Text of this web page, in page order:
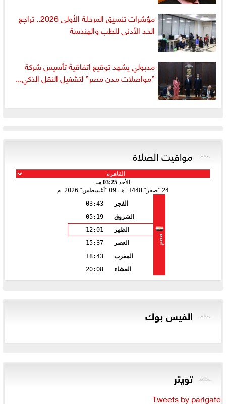
مؤشرات تنسيق المرحلة الأولى 2026.. تراجع
الحد الأدنى للطب والهندسة
مدبولي يشهد توقيع اتفاقية تأسيس شركة
”مواصلات مدن مصر” لتشغيل النقل الذكي...
مواقيت الصلاة
الأحد03:25 مـ
24 صفر 1448 هـ 09 أغسطس 2026 م
مصر
الفجر
03:43
الشروق
05:19
الظهر
12:01
العصر
15:37
المغرب
18:43
العشاء
20:08
الفيس بوك
تويتر
Tweets by parlgate